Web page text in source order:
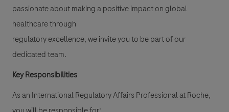
passionate about making a positive impact on global
healthcare through
regulatory excellence, we invite you to be part of our
dedicated team.
Key Responsibilities
As an International Regulatory Affairs Professional at Roche,